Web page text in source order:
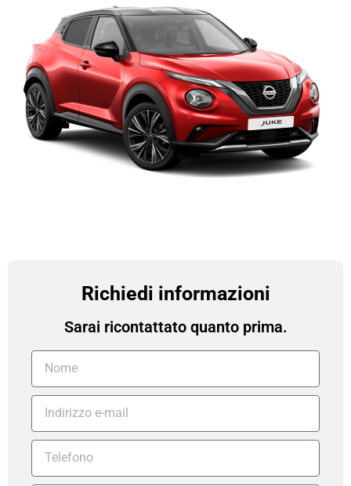
Richiedi informazioni
Sarai ricontattato quanto prima.